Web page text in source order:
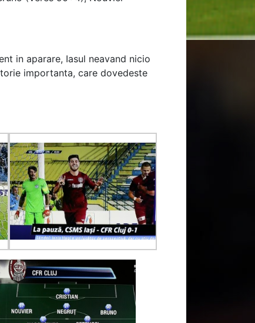
in aparare, Iasul neavand nicio
importanta, care dovedeste